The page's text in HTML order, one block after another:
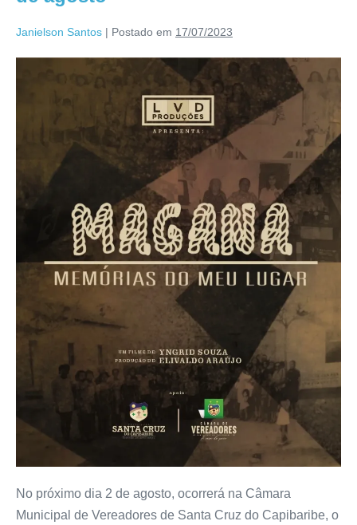
Janielson Santos | Postado em 17/07/2023
No próximo dia 2 de agosto, ocorrerá na Câmara
Municipal de Vereadores de Santa Cruz do Capibaribe, o